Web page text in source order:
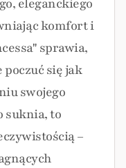
eleganckiego
komfort i
sprawia,
poczuć się jak
swojego
suknia, to
–